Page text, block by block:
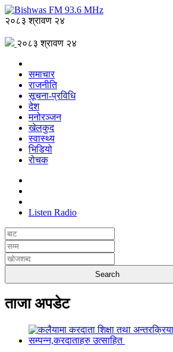
२०८३ श्रावण २४
२०८३ श्रावण २४
समाचार
राजनीति
सूचना-प्रविधि
देश
मनोरञ्जन
खेलकुद
स्वास्थ्य
भिडियो
रोचक
Listen Radio
ताजा अपडेट